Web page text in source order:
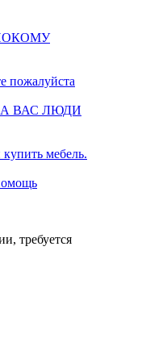
пожалуйста
ВАС ЛЮДИ
мебель.
требуется